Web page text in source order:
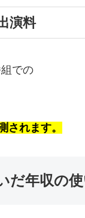
演料
での
されます。
だ年収の